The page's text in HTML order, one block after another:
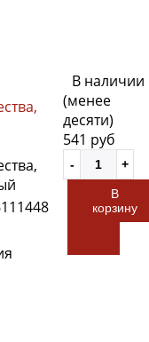
В наличии
(менее
десяти)
541 руб
В
корзину